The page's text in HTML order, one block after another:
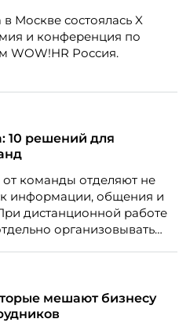
лектор НИУ ВШЭ и
женской карьеры».
Москве состоялась X
и конференция по
WOW!HR Россия.
10 решений для
команды отделяют не
информации, общения и
дистанционной работе
организовывать
Инфомаксимум,
адаптацию
без лишнего контроля и
мешают бизнесу